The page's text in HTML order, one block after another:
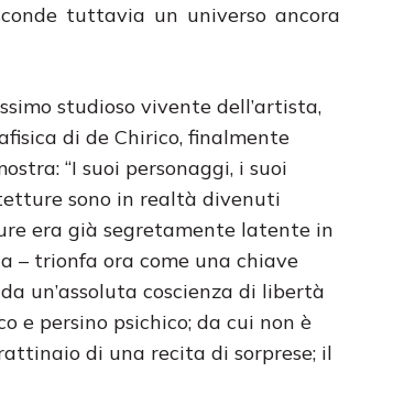
tuttavia un universo ancora
studioso vivente dell’artista,
di de Chirico, finalmente
“I suoi personaggi, i suoi
sono in realtà divenuti
era già segretamente latente in
– trionfa ora come una chiave
un’assoluta coscienza di libertà
e persino psichico; da cui non è
di una recita di sorprese; il